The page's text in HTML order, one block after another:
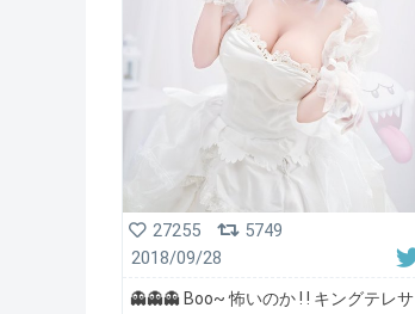
27255
5749
2018/09/28
👻👻👻 Boo~ 怖いのか ! ! キングテレサ